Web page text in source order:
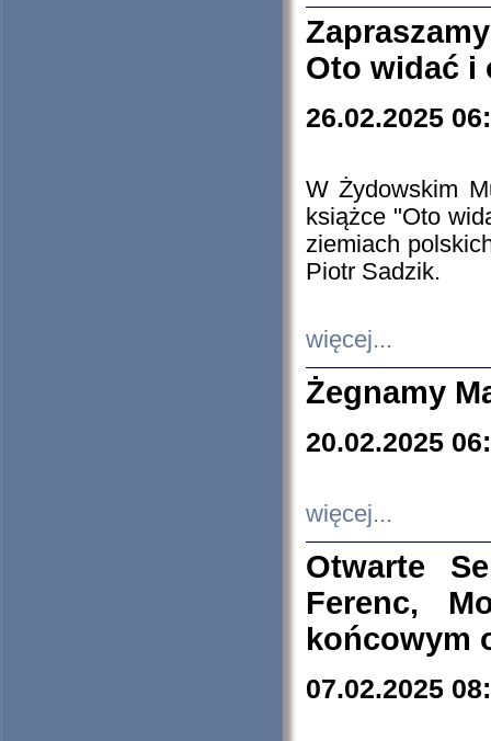
Oto widać i
26.02.2025
W Żydowskim
książce "Oto
ziemiach
Piotr Sadzik.
więcej...
Żegnamy
20.02.2025
więcej...
Otwarte
Ferenc,
końcowym
07.02.2025